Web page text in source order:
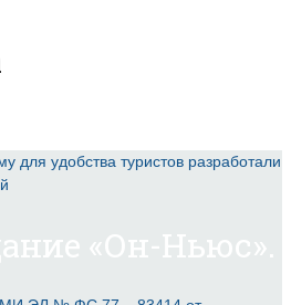
для удобства туристов разработали